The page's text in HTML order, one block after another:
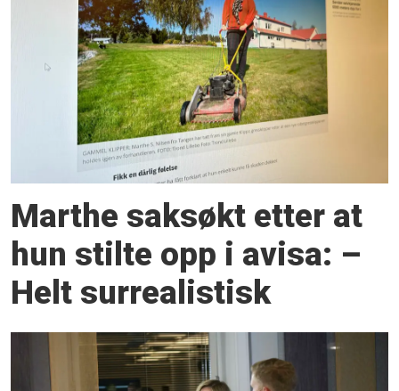
Marthe saksøkt etter at
hun stilte opp i avisa: –
Helt surrealistisk